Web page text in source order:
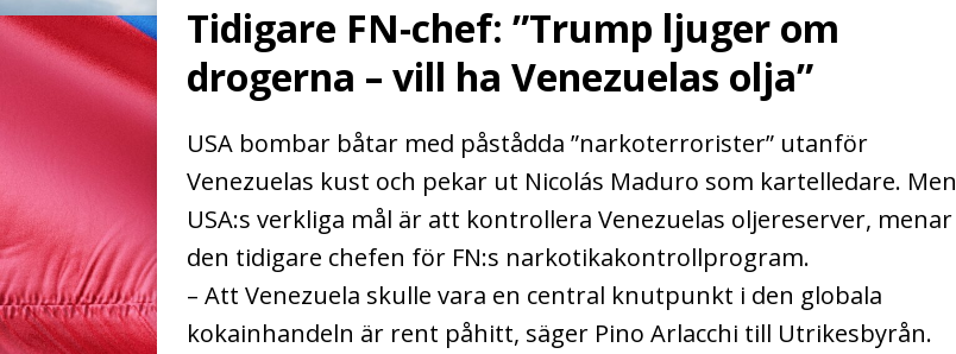
Tidigare FN-chef: ”Trump ljuger om
drogerna – vill ha Venezuelas olja”
USA bombar båtar med påstådda ”narkoterrorister” utanför
Venezuelas kust och pekar ut Nicolás Maduro som kartelledare. Men
USA:s verkliga mål är att kontrollera Venezuelas oljereserver, menar
den tidigare chefen för FN:s narkotikakontrollprogram.
– Att Venezuela skulle vara en central knutpunkt i den globala
kokainhandeln är rent påhitt, säger Pino Arlacchi till Utrikesbyrån.